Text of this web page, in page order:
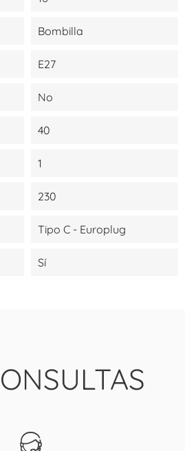
Bombilla
E27
No
40
1
230
Tipo C - Europlug
Sí